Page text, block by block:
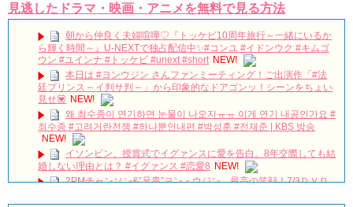
見逃したドラマ・映画・アニメを無料で見る方法
朝から仲良く夫婦喧嘩♡『トッケビ10周年旅行～一緒にいるか
ら輝く時間～』U-NEXTで独占配信中✨#コンユ #イドンウク #キムゴ
ウン #ユインナ #トッケビ #unext #short NEW!
本日は #ヨンウジン さんファンミーティング！ご出演作「#法
廷プリンス – イ判サ判 – 」から印象的なドアゴンッ！シーンをちょい
見せ💟 NEW!
왜 최수종이 연기하면 눈물이 나오지ㅠㅠ 이게 연기 내공인가요 #
최수종 #고려거란전쟁 #하나뿐인내편 #박성훈 #전재준 | KBS 방송
NEW!
イソンビン、授賞式でイグァンスに愛を告白。8年交際しても結
婚しない理由とは？ #イグァンス #恋愛8 NEW!
2PMチャンソン&”兄貴”ヨン・ウジン、最高の笑顔！7/3ＤＶＤ